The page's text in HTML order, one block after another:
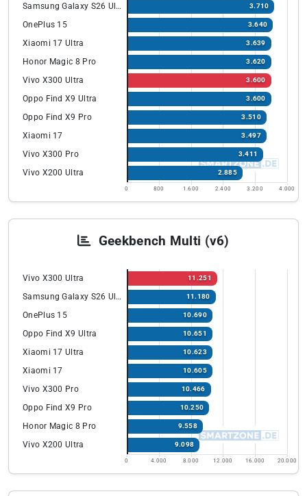
Samsung Galaxy S26 Ultra 3.710
OnePlus 15 3.640
Xiaomi 17 Ultra 3.639
Honor Magic 8 Pro 3.620
Vivo X300 Ultra 3.600
Oppo Find X9 Ultra 3.600
Oppo Find X9 Pro 3.510
Xiaomi 17 3.497
Vivo X300 Pro 3.411
Vivo X200 Ultra 2.885
0 800 1.600 2.400 3.200 4.000
Geekbench Multi (v6)
Vivo X300 Ultra 11.251
Samsung Galaxy S26 Ultra 11.180
OnePlus 15 10.690
Oppo Find X9 Ultra 10.651
Xiaomi 17 Ultra 10.623
Xiaomi 17 10.605
Vivo X300 Pro 10.466
Oppo Find X9 Pro 10.250
Honor Magic 8 Pro 9.558
Vivo X200 Ultra 9.098
0 4.000 8.000 12.000 16.000 20.000